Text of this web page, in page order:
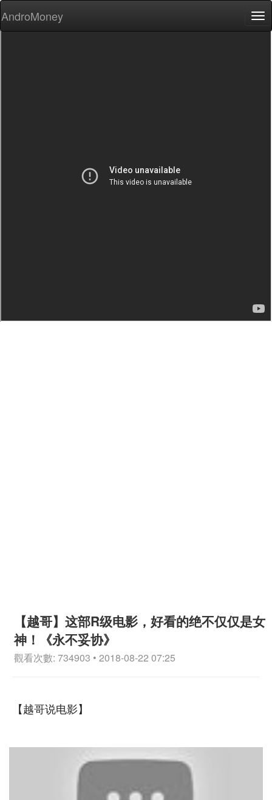
AndroMoney
【越哥】这部R级电影，好看的绝不仅仅是女
神！《永不妥协》
觀看次數: 734903 • 2018-08-22 07:25
【越哥说电影】